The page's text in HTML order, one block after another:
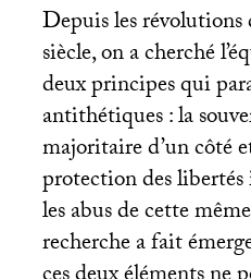
Depuis les
siècle, on a cherché
deux principes qui
antithétiques : la
majoritaire d’un côté
protection des
les abus de cette
recherche a fait